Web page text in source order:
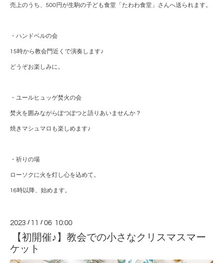
売上のうち、500円が生駒の子ども食堂「たわわ食堂」さんへ送られます。
・ハンドベルの会
15時から教会門近くで演奏します♪
どうぞお楽しみに。
・ユールヒュッゲ焚火の会
焚火を囲みながらぽつぽつと語りあいませんか？
焼きマシュマロも楽しめます♪
・祈りの場
ローソクに火を灯し心を込めて。
16時以降、始めます。
2023 / 11 /06 10:00
【初開催♪】教会での小さなクリスマスマー
ケット